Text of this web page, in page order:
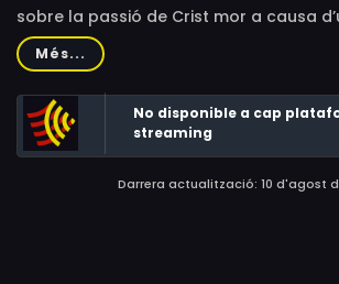
sobre la passió de Crist mor a causa
ricotta, el formatge que dóna títol al
del film col·lectiu'Ro.Go.Pa.G.
Gregoretti)'.
Més...
No disponible a cap
streaming
Darrera actualització: 10 d'agost